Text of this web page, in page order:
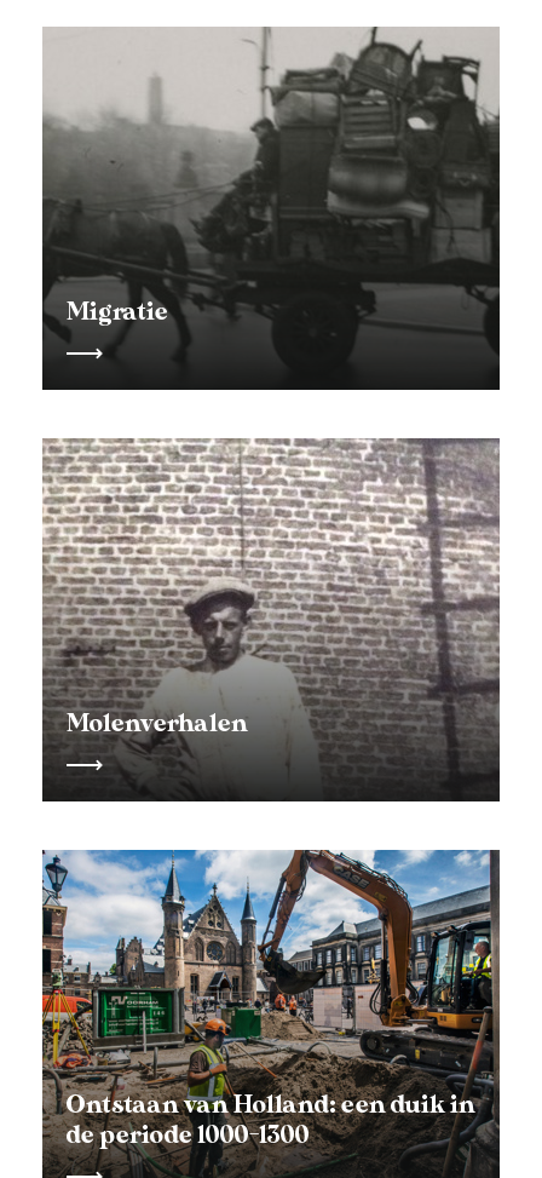
Migratie
Molenverhalen
Ontstaan van Holland: een duik in
de periode 1000-1300